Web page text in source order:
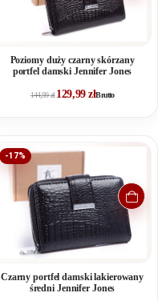
Poziomy duży czarny skórzany
portfel damski Jennifer Jones
144,99zł 129,99złBrutto
-17%
Czarny portfel damski lakierowany
średni Jennifer Jones